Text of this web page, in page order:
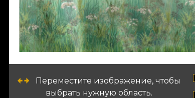
Переместите изображение, чтобы
выбрать нужную область.